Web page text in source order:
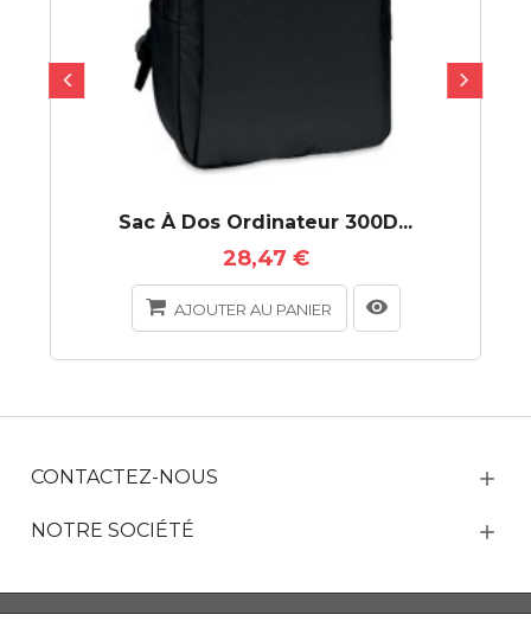
Sac À Dos Ordinateur 300D...
28,47 €
AJOUTER AU PANIER
CONTACTEZ-NOUS
NOTRE SOCIÉTÉ